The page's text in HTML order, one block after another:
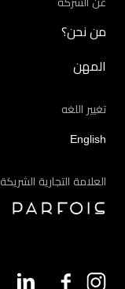
من نحن؟
المهن
تغيير اللغه
English
العلامة التجارية الشريكة